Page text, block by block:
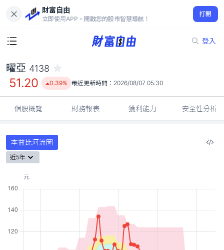
財富自由
立即使用APP，開啟您的股市智慧導航！
打開
登入
51.20
0.39%
曜亞 4138
51.20 0.39% 最近更新時間： 2026/08/07 05:30
個股概覽 財務報表 獲利能力 安全性分析
本益比河流圖
近5年